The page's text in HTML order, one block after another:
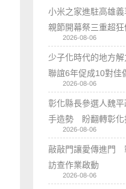
小米之家進駐高雄
親節開幕祭三重超狂
2026-08-06
少子化時代的地方
聯誼6年促成10對佳
2026-08-06
彰化縣長參選人魏
手造勢 盼翻轉彰化
2026-08-06
敲敲門讓愛傳進門
訪查作業啟動
2026-08-06